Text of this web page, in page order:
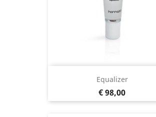
Equalizer
Prijs
€ 98,00